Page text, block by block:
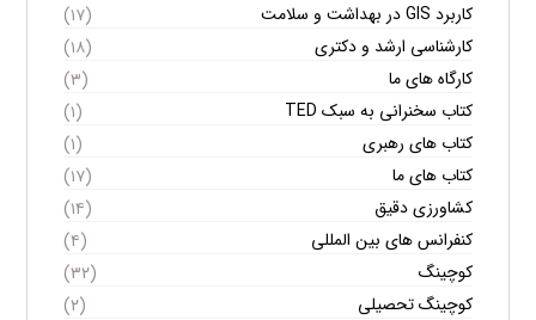
کاربرد GIS در بهداشت و سلامت
(۱۷)
کارشناسی ارشد و دکتری
(۱۸)
کارگاه های ما
(۳)
کتاب سخنرانی به سبک TED
(۱)
کتاب های رهبری
(۱)
کتاب های ما
(۱۷)
کشاورزی دقیق
(۱۴)
کنفرانس های بین المللی
(۴)
کوچینگ
(۳۲)
کوچینگ تحصیلی
(۲)